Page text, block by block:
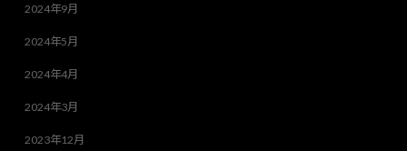
2024年9月
2024年5月
2024年4月
2024年3月
2023年12月